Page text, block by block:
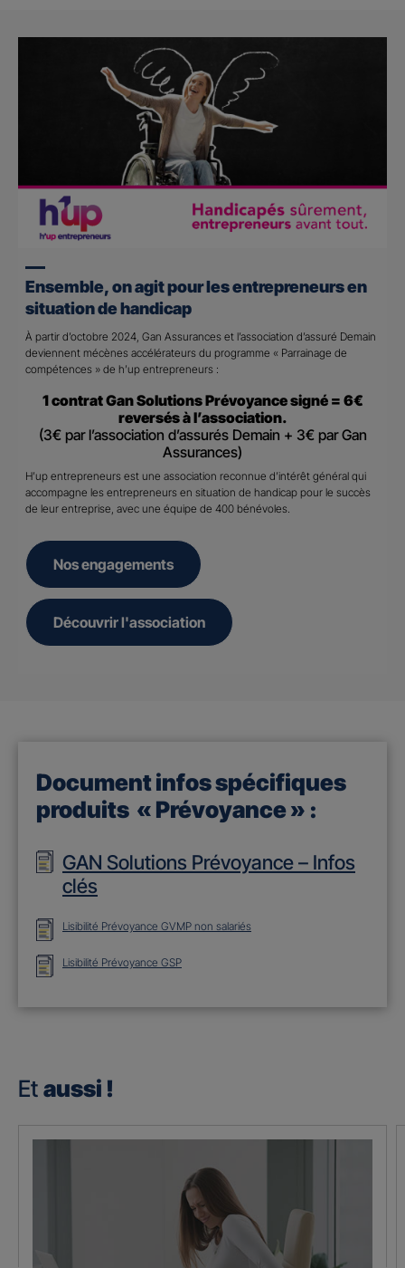
Ensemble, on agit pour les entrepreneurs en
situation de handicap
À partir d’octobre 2024, Gan Assurances et l’association d’assuré Demain
deviennent mécènes accélérateurs du programme « Parrainage de
compétences » de h’up entrepreneurs :
1 contrat Gan Solutions Prévoyance signé = 6€
reversés à l’association.
(3€ par l’association d’assurés Demain + 3€ par Gan
Assurances)
H’up entrepreneurs est une association reconnue d’intérêt général qui
accompagne les entrepreneurs en situation de handicap pour le succès
de leur entreprise, avec une équipe de 400 bénévoles.
Nos engagements
Découvrir l'association
Document infos spécifiques
produits « Prévoyance » :
GAN Solutions Prévoyance – Infos
clés
Lisibilité Prévoyance GVMP non salariés
Lisibilité Prévoyance GSP
Et aussi !